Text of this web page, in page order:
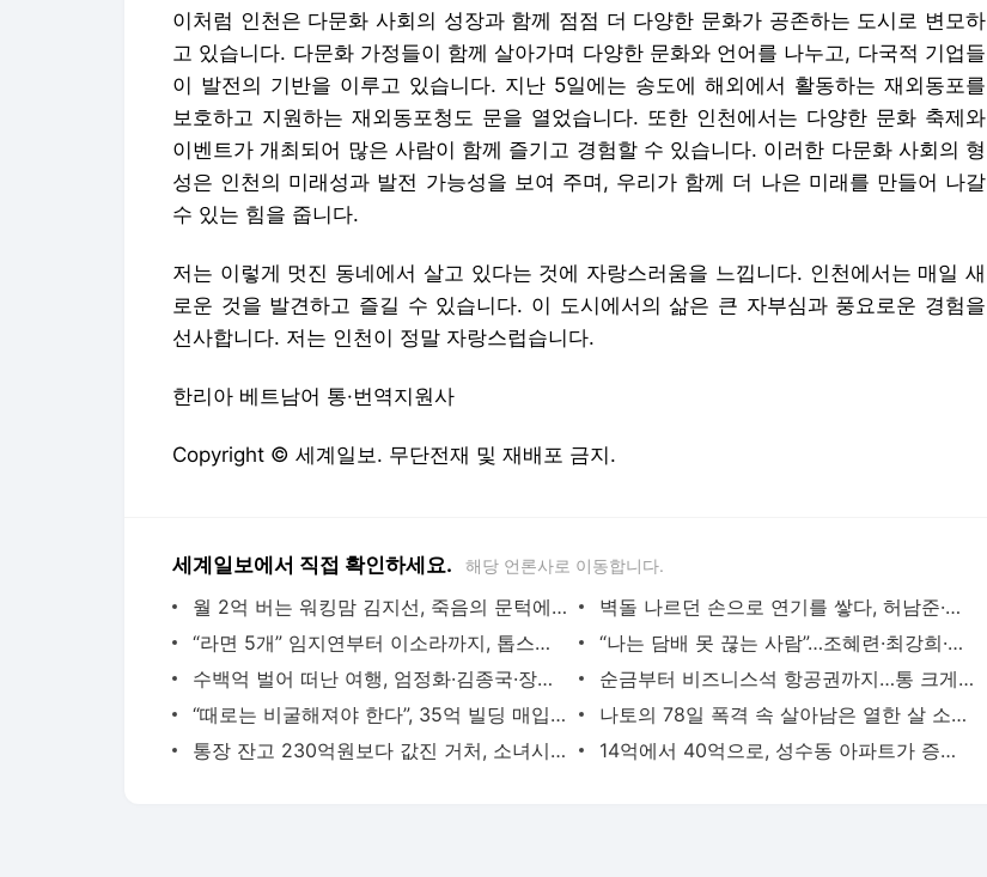
이처럼 인천은 다문화 사회의 성장과 함께 점점 더 다양한 문화가 공존하는 도시로 변모하
고 있습니다. 다문화 가정들이 함께 살아가며 다양한 문화와 언어를 나누고, 다국적 기업들
이 발전의 기반을 이루고 있습니다. 지난 5일에는 송도에 해외에서 활동하는 재외동포를
보호하고 지원하는 재외동포청도 문을 열었습니다. 또한 인천에서는 다양한 문화 축제와
이벤트가 개최되어 많은 사람이 함께 즐기고 경험할 수 있습니다. 이러한 다문화 사회의 형
성은 인천의 미래성과 발전 가능성을 보여 주며, 우리가 함께 더 나은 미래를 만들어 나갈
수 있는 힘을 줍니다.
저는 이렇게 멋진 동네에서 살고 있다는 것에 자랑스러움을 느낍니다. 인천에서는 매일 새
로운 것을 발견하고 즐길 수 있습니다. 이 도시에서의 삶은 큰 자부심과 풍요로운 경험을
선사합니다. 저는 인천이 정말 자랑스럽습니다.
한리아 베트남어 통·번역지원사
Copyright © 세계일보. 무단전재 및 재배포 금지.
세계일보에서 직접 확인하세요. 해당 언론사로 이동합니다.
월 2억 버는 워킹맘 김지선, 죽음의 문턱에서 깨달은 멈춤의 미학
벽돌 나르던 손으로 연기를 쌓다, 허남준·안보현·이도현의 굳은살 기록
“라면 5개” 임지연부터 이소라까지, 톱스타들의 살 안 찌는 루틴
“나는 담배 못 끊는 사람”…조혜련·최강희·김동완이 금연에 성공한 이유
수백억 벌어 떠난 여행, 엄정화·김종국·장윤정이 마주한 진짜 성공
순금부터 비즈니스석 항공권까지…통 크게 스태프 챙긴 소지섭·아이유·김우빈
“때로는 비굴해져야 한다”, 35억 빌딩 매입한 권성준 셰프의 자산 증식법
나토의 78일 폭격 속 살아남은 열한 살 소년은 어떻게 세계 1위가 됐나
통장 잔고 230억원보다 값진 거처, 소녀시대 유리가 제주 촌동네를 택한 이유
14억에서 40억으로, 성수동 아파트가 증명한 남궁민의 27년 공식